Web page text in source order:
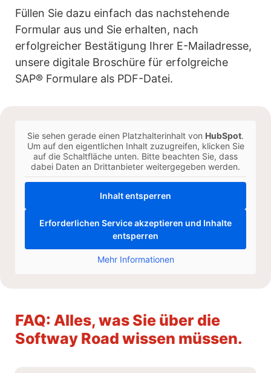
Füllen Sie dazu einfach das nachstehende
Formular aus und Sie erhalten, nach
erfolgreicher Bestätigung Ihrer E-Mailadresse,
unsere digitale Broschüre für erfolgreiche
SAP® Formulare als PDF-Datei.
Sie sehen gerade einen Platzhalterinhalt von HubSpot.
Um auf den eigentlichen Inhalt zuzugreifen, klicken Sie
auf die Schaltfläche unten. Bitte beachten Sie, dass
dabei Daten an Drittanbieter weitergegeben werden.
Inhalt entsperren
Erforderlichen Service akzeptieren und Inhalte
entsperren
Mehr Informationen
FAQ: Alles, was Sie über die
Softway Road wissen müssen.